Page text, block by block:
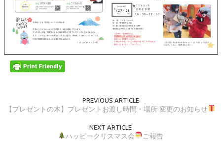
PREVIOUS ARTICLE
【プレゼントの木】プレゼントお渡し時間・場所 変更のお知らせ
NEXT ARTICLE
ハッピークリスマス会 ご報告